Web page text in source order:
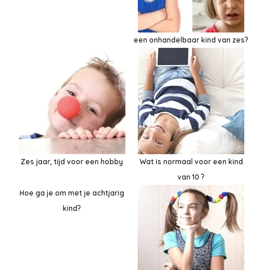
een onhandelbaar kind van zes?
Zes jaar, tijd voor een hobby
Wat is normaal voor een kind
van 10 ?
Hoe ga je om met je achtjarig
kind?